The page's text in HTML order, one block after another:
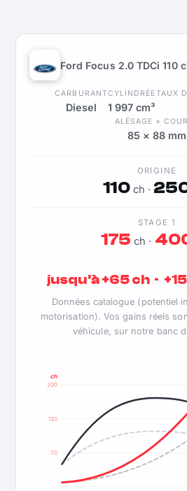
Ford Focus 2.0 TDCi 110
CARBURANT
Diesel
CYLINDRÉE
1 997 cm³
TAUX
ALÉSAGE ×
85 × 88 mm
ORIGINE
110ch ·
STAGE 1
175 ch ·
jusqu'à +65 ch ·
Données catalogue (potentiel
motorisation). Vos gains réels
véhicule, sur notre banc
70
130
200
ch